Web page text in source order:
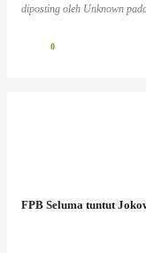
diposting oleh Unknown
0
FPB Seluma tuntut